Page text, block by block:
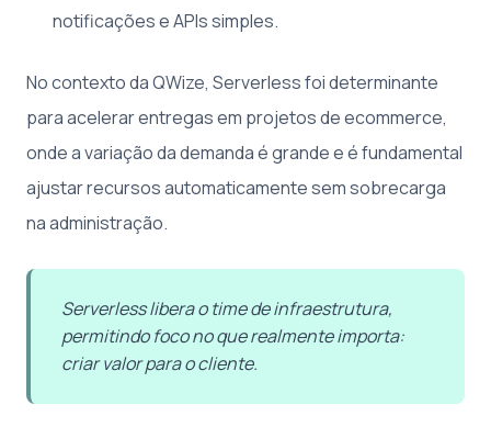
notificações e APIs simples.
No contexto da QWize, Serverless foi determinante
para acelerar entregas em projetos de ecommerce,
onde a variação da demanda é grande e é fundamental
ajustar recursos automaticamente sem sobrecarga
na administração.
Serverless libera o time de infraestrutura,
permitindo foco no que realmente importa:
criar valor para o cliente.